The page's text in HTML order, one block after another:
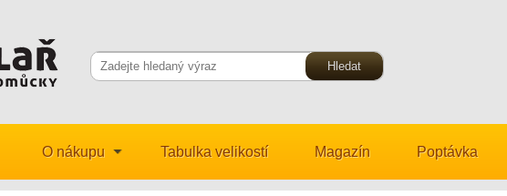
O nákupu Tabulka velikostí Magazín Poptávka